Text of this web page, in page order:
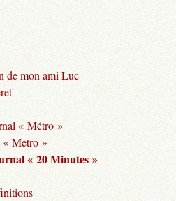
de mon ami Luc
« Métro »
« Metro »
« 20 Minutes »